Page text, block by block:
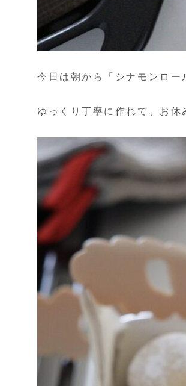
今日は朝から「シナモンロー
ゆっくり丁寧に作れて、お